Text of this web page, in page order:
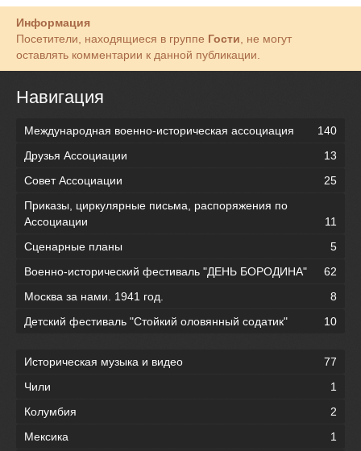
Информация
Посетители, находящиеся в группе Гости , не могут
оставлять комментарии к данной публикации.
Навигация
Международная военно-историческая ассоциация
140
Друзья Ассоциации
13
Совет Ассоциации
25
Приказы, циркулярные письма, распоряжения по
Ассоциации
11
Сценарные планы
5
Военно-исторический фестиваль "ДЕНЬ БОРОДИНА"
62
Москва за нами. 1941 год.
8
Детский фестиваль "Стойкий оловянный содатик"
10
Историческая музыка и видео
77
Чили
1
Колумбия
2
Мексика
1